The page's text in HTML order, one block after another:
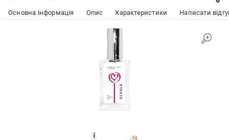
Основна інформація Опис Характеристики Написати